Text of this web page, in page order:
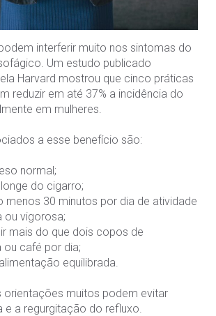
interferir muito nos sintomas do
Um estudo publicado
Harvard mostrou que cinco práticas
reduzir em até 37% a incidência do
em mulheres.⠀
a esse benefício são:⠀
normal;⠀
do cigarro;⠀
menos 30 minutos por dia de atividade
vigorosa;⠀
mais do que dois copos de
café por dia;⠀
equilibrada.⠀
orientações muitos podem evitar
e a regurgitação do refluxo.⠀